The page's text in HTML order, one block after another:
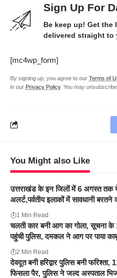
Sign Up For
Be keep up! Get the
delivered straight to
[mc4wp_form]
By signing up, you agree to our Terms of
in our Privacy Policy. You may
You Might also Like
उत्तराखंड के इन जिलों में 6 अगस्त तक
अलर्ट,पर्वतीय इलाकों में सावधानी बरतने
1 Min Read
चलती कार बनी आग का गोला, सूचना के
पहुंची पुलिस, दमकल ने आग पर पाया
2 Min Read
देवदूत बनी हरिद्वार पुलिस बनी फरिश्ता,
फिसला पैर, पुलिस ने जल्द अस्पताल